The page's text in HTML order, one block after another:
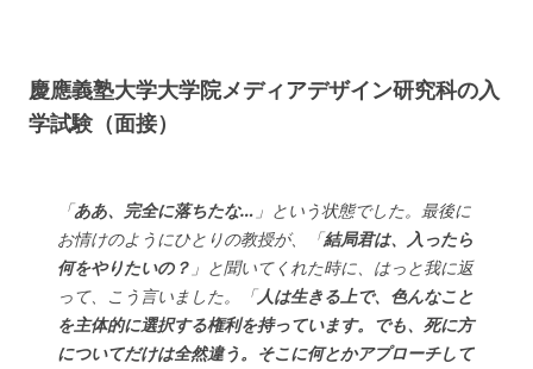
慶應義塾大学大学院メディアデザイン研究科の入
学試験（面接）
「ああ、完全に落ちたな… 」という状態でした。最後に
お情けのようにひとりの教授が、「結局君は、入ったら
何をやりたいの？ 」と聞いてくれた時に、はっと我に返
って、こう言いました。「人は生きる上で、色んなこと
を主体的に選択する権利を持っています。でも、死に方
についてだけは全然違う。そこに何とかアプローチして